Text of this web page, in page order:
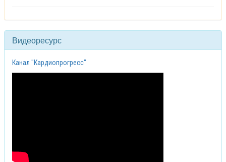
Видеоресурс
Канал "Кардиопрогресс"